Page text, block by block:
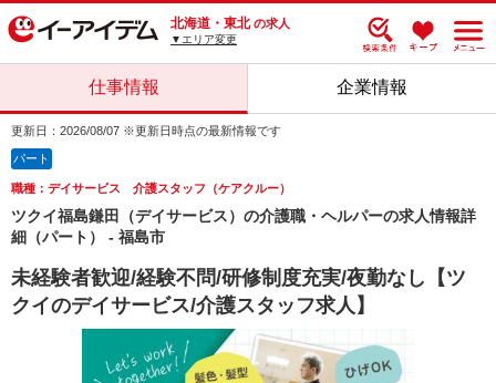
北海道・東北 の求人
▼エリア変更
仕事情報 企業情報
更新日：2026/08/07 ※更新日時点の最新情報です
パート
職種：デイサービス 介護スタッフ（ケアクルー）
ツクイ福島鎌田（デイサービス）の介護職・ヘルパーの求人情報詳
細（パート） - 福島市
未経験者歓迎/経験不問/研修制度充実/夜勤なし【ツ
クイのデイサービス/介護スタッフ求人】